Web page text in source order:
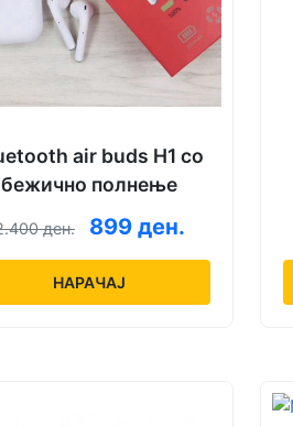
air buds H1 со
бежично полнење
ден. 899 ден.
НАРАЧАЈ